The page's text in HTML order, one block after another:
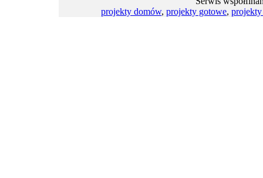
projekty domów, projekty gotowe,